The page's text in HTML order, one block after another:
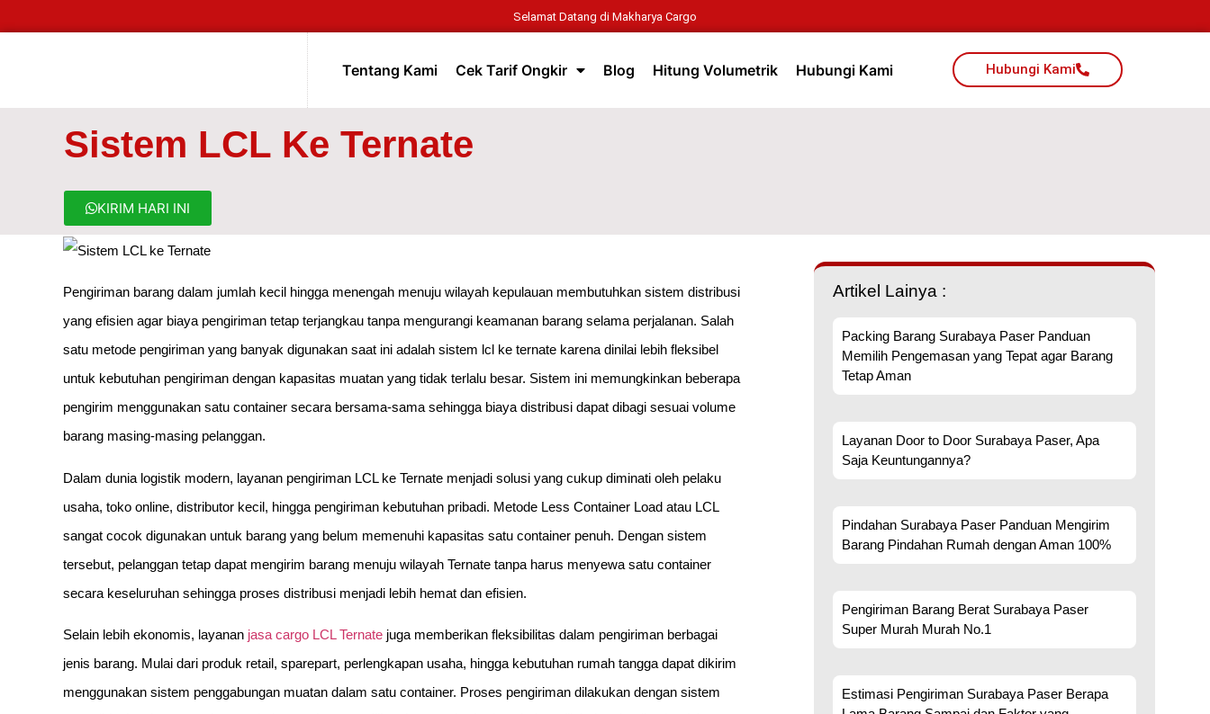
Selamat Datang di Makharya Cargo
Tentang Kami Cek Tarif Ongkir Blog Hitung Volumetrik Hubungi Kami Hubungi Kami
Sistem LCL Ke Ternate
KIRIM HARI INI
Pengiriman barang dalam jumlah kecil hingga menengah menuju wilayah kepulauan membutuhkan sistem distribusi
yang efisien agar biaya pengiriman tetap terjangkau tanpa mengurangi keamanan barang selama perjalanan. Salah
satu metode pengiriman yang banyak digunakan saat ini adalah sistem lcl ke ternate karena dinilai lebih fleksibel
untuk kebutuhan pengiriman dengan kapasitas muatan yang tidak terlalu besar. Sistem ini memungkinkan beberapa
pengirim menggunakan satu container secara bersama-sama sehingga biaya distribusi dapat dibagi sesuai volume
barang masing-masing pelanggan.
Dalam dunia logistik modern, layanan pengiriman LCL ke Ternate menjadi solusi yang cukup diminati oleh pelaku
usaha, toko online, distributor kecil, hingga pengiriman kebutuhan pribadi. Metode Less Container Load atau LCL
sangat cocok digunakan untuk barang yang belum memenuhi kapasitas satu container penuh. Dengan sistem
tersebut, pelanggan tetap dapat mengirim barang menuju wilayah Ternate tanpa harus menyewa satu container
secara keseluruhan sehingga proses distribusi menjadi lebih hemat dan efisien.
Selain lebih ekonomis, layanan jasa cargo LCL Ternate juga memberikan fleksibilitas dalam pengiriman berbagai
jenis barang. Mulai dari produk retail, sparepart, perlengkapan usaha, hingga kebutuhan rumah tangga dapat dikirim
menggunakan sistem penggabungan muatan dalam satu container. Proses pengiriman dilakukan dengan sistem
Artikel Lainya :
Packing Barang Surabaya Paser Panduan
Memilih Pengemasan yang Tepat agar Barang
Tetap Aman
Layanan Door to Door Surabaya Paser, Apa
Saja Keuntungannya?
Pindahan Surabaya Paser Panduan Mengirim
Barang Pindahan Rumah dengan Aman 100%
Pengiriman Barang Berat Surabaya Paser
Super Murah Murah No.1
Estimasi Pengiriman Surabaya Paser Berapa